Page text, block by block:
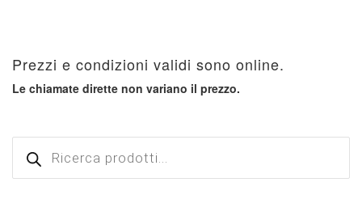
Prezzi e condizioni validi sono online.
Le chiamate dirette non variano il prezzo.
Products
search